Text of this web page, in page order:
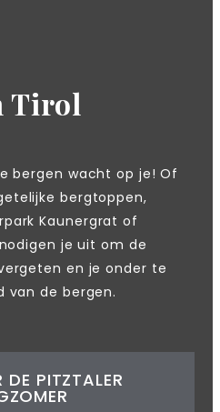
Tirol
bergen wacht op je! Of
bergtoppen,
Kaunergrat of
je uit om de
en je onder te
van de bergen.
DE PITZTALER